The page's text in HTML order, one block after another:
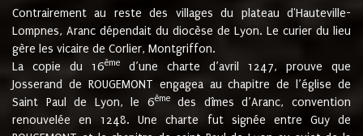
Contrairement au reste des villages du plateau d'Hauteville-
Lompnes, Aranc dépendait du diocèse de Lyon. Le curier du lieu
gère les vicaire de Corlier, Montgriffon.
La copie du 16ème
d’une charte d’avril 1247, prouve que
Josserand de ROUGEMONT engagea au chapitre de l’église de
Saint Paul de Lyon, le 6èmedes dîmes d’Aranc, convention
renouvelée en 1248. Une charte fut signée entre Guy de